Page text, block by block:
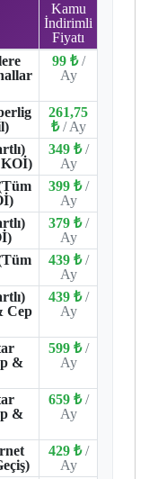
Kamu
İndirimli
Fiyatı
99 ₺ /
Ay
261,75
₺ / Ay
349 ₺ /
Ay
399 ₺ /
Ay
379 ₺ /
Ay
439 ₺ /
Ay
Cep
439 ₺ /
Ay
&
599 ₺ /
Ay
&
659 ₺ /
Ay
429 ₺ /
Ay